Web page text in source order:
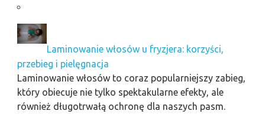
Laminowanie włosów u fryzjera: korzyści,
przebieg i pielęgnacja
Laminowanie włosów to coraz popularniejszy zabieg,
który obiecuje nie tylko spektakularne efekty, ale
również długotrwałą ochronę dla naszych pasm.